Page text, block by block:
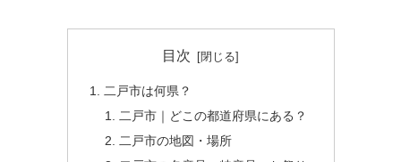
目次
二戸市は何県？
二戸市｜どこの都道府県にある？
二戸市の地図・場所